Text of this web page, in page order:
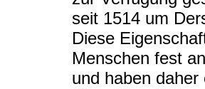
seit 1514 um
Diese
Menschen fest
und haben